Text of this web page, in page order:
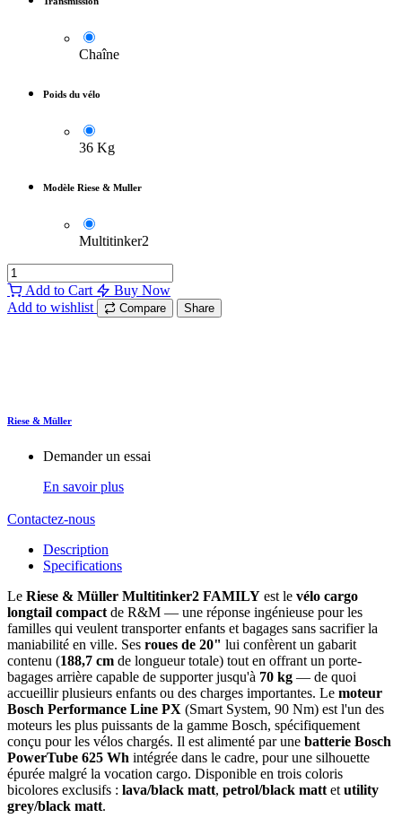
Chaîne
Poids du vélo
36 Kg
Modèle Riese & Muller
Multitinker2
Add to Cart
Buy Now
Add to wishlist
Compare Share
Riese & Müller
Demander un essai
En savoir plus
Contactez-nous
Description
Specifications
Le Riese & Müller Multitinker2 FAMILY est le vélo cargo
longtail compact de R&M — une réponse ingénieuse pour les
familles qui veulent transporter enfants et bagages sans sacrifier la
maniabilité en ville. Ses roues de 20" lui confèrent un gabarit
contenu (188,7 cm de longueur totale) tout en offrant un porte-
bagages arrière capable de supporter jusqu'à 70 kg — de quoi
accueillir plusieurs enfants ou des charges importantes. Le moteur
Bosch Performance Line PX (Smart System, 90 Nm) est l'un des
moteurs les plus puissants de la gamme Bosch, spécifiquement
conçu pour les vélos chargés. Il est alimenté par une batterie Bosch
PowerTube 625 Wh intégrée dans le cadre, pour une silhouette
épurée malgré la vocation cargo. Disponible en trois coloris
bicolores exclusifs : lava/black matt, petrol/black matt et utility
grey/black matt.